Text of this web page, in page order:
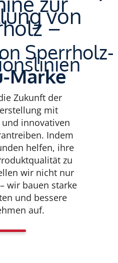
von
–
Sperrholz-
Marke
Zukunft der
mit
innovativen
Indem
helfen, ihre
zu
wir nicht nur
wir bauen starke
und bessere
auf.